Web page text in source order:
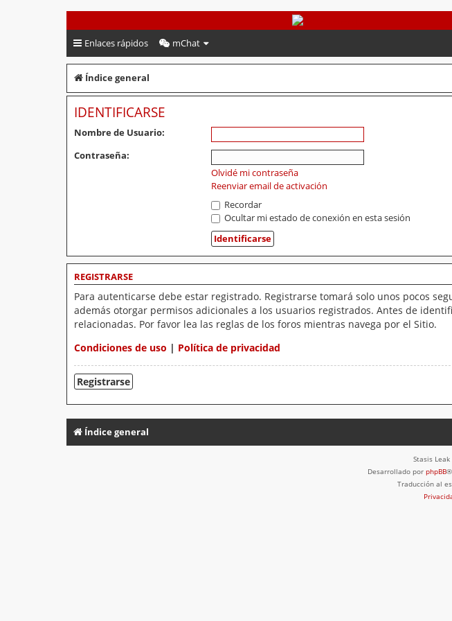
PeruVoley.com
Enlaces rápidos mChat
Índice general
IDENTIFICARSE
Nombre de Usuario:
Contraseña:
Olvidé mi contraseña
Reenviar email de activación
Recordar
Ocultar mi estado de conexión en esta sesión
REGISTRARSE
Para autenticarse debe estar registrado. Registrarse tomará solo unos pocos
además otorgar permisos adicionales a los usuarios registrados. Antes de
relacionadas. Por favor lea las reglas de los foros mientras navega por el Sitio.
Condiciones de uso | Política de privacidad
Registrarse
Índice general
Stasis
Desarrollado por phpBB®
Traducción al